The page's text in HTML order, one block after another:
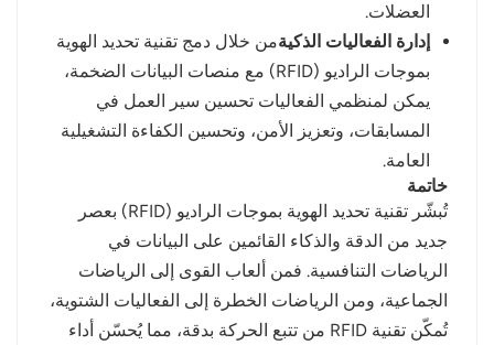
العضلات.
إدارة الفعاليات الذكيةمن خلال دمج تقنية تحديد الهوية
بموجات الراديو (RFID) مع منصات البيانات الضخمة،
يمكن لمنظمي الفعاليات تحسين سير العمل في
المسابقات، وتعزيز الأمن، وتحسين الكفاءة التشغيلية
العامة.
خاتمة
تُبشّر تقنية تحديد الهوية بموجات الراديو (RFID) بعصر
جديد من الدقة والذكاء القائمين على البيانات في
الرياضات التنافسية. فمن ألعاب القوى إلى الرياضات
الجماعية، ومن الرياضات الخطرة إلى الفعاليات الشتوية،
تُمكّن تقنية RFID من تتبع الحركة بدقة، مما يُحسّن أداء